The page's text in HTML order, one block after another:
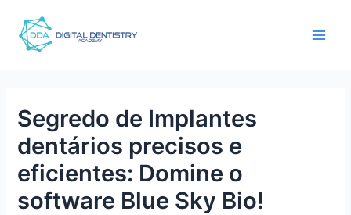
para
Segredo de Implantes
dentários precisos e
eficientes: Domine o
software Blue Sky Bio!
navegação